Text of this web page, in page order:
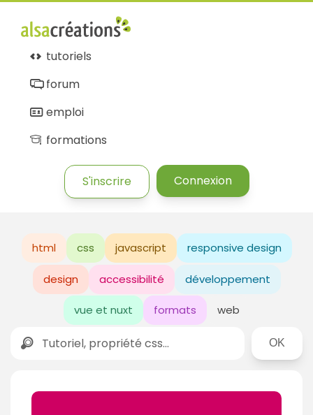
tutoriels
forum
emploi
formations
S'inscrire Connexion
html css javascript responsive design
design accessibilité développement
vue et nuxt formats web
Rechercher